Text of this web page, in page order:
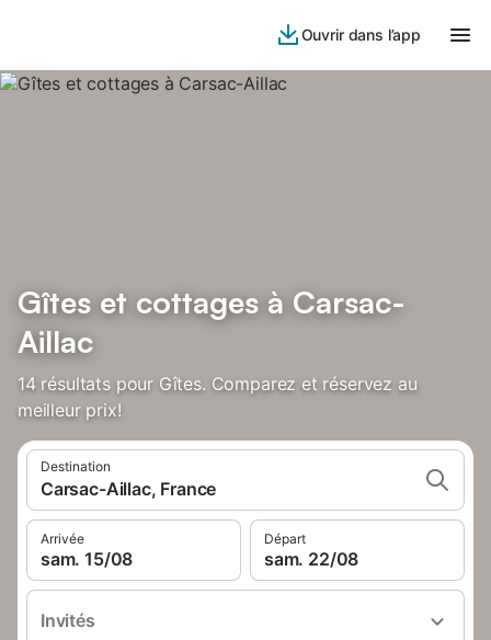
Ouvrir dans l’app
Gîtes et cottages à Carsac-
Aillac
14 résultats pour Gîtes. Comparez et réservez au
meilleur prix!
Destination
Carsac-Aillac, France
Arrivée
sam. 15/08
Départ
sam. 22/08
Invités